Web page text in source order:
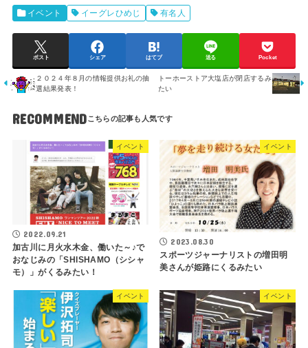
イベント イーグレひめじ 有名人
ポスト シェア はてブ 送る Pocket
２０２４年８月の情報提供お礼の抽
選結果発表！
トーホーストア大塩店が閉店するみ
たい
RECOMMEND
イベント
2022.09.21
加古川に月火水木金、働いた～♪で
おなじみの「SHISHAMO（シシャ
モ）」がくるみたい！
イベント
2023.08.30
スポーツジャーナリストの増田明
美さんが姫路にくるみたい
イベント イベント